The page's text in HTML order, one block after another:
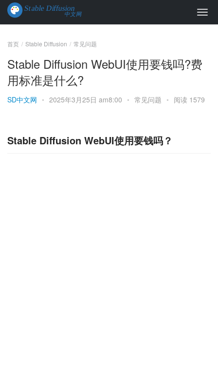
首页 Stable Diffusion 常见问题
Stable Diffusion WebUI使用要钱吗?费
用标准是什么?
SD中文网 • 2025年3月25日 am8:00 • 常见问题 • 阅读 1579
Stable Diffusion WebUI使用要钱吗？